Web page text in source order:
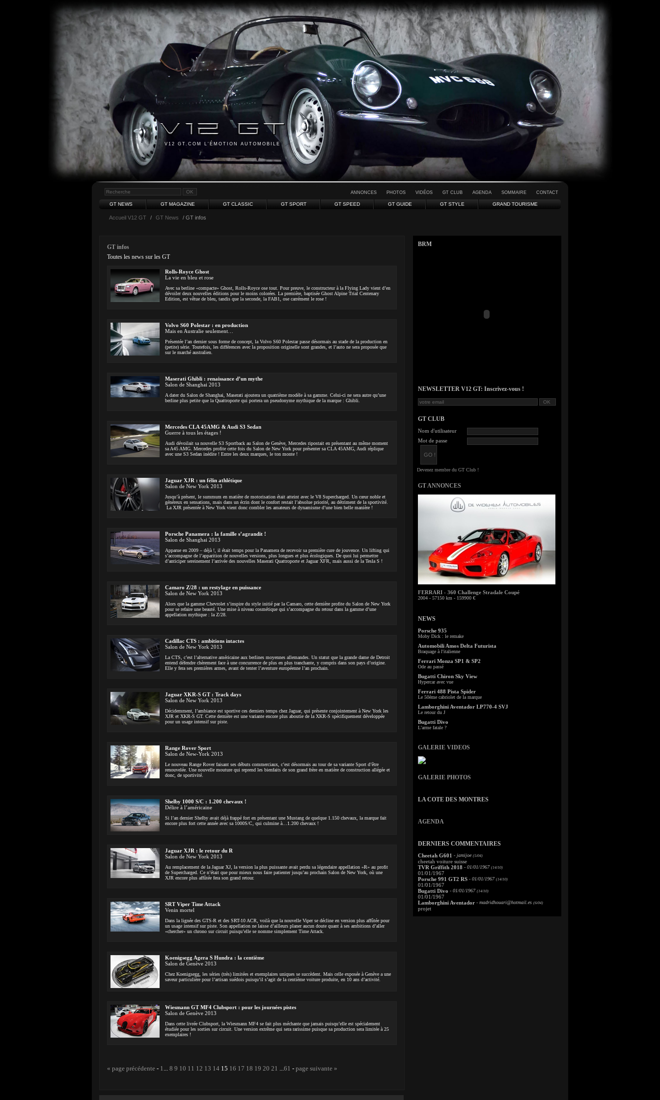
V12 GT.COM L'ÉMOTION AUTOMOBILE
ANNONCES PHOTOS VIDÉOS GT CLUB AGENDA SOMMAIRE CONTACT
GT NEWS GT MAGAZINE GT CLASSIC GT SPORT GT SPEED GT GUIDE GT STYLE GRAND TOURISME
Accueil V12 GT / GT News / GT infos
GT infos
Toutes les news sur les GT
Rolls-Royce Ghost
La vie en bleu et rose
Avec sa berline «compacte» Ghost, Rolls-Royce ose tout. Pour preuve, le constructeur à la Flying Lady vient d’en
dévoiler deux nouvelles éditions pour le moins colorées. La première, baptisée Ghost Alpine Trial Centenary
Edition, est vêtue de bleu, tandis que la seconde, la FAB1, ose carrément le rose !
Volvo S60 Polestar : en production
Mais en Australie seulement…
Présentée l’an dernier sous forme de concept, la Volvo S60 Polestar passe désormais au stade de la production en
(petite) série. Toutefois, les différences avec la proposition originelle sont grandes, et l’auto ne sera proposée que
sur le marché australien.
Maserati Ghibli : renaissance d’un mythe
Salon de Shanghai 2013
A dater du Salon de Shanghai, Maserati ajoutera un quatrième modèle à sa gamme. Celui-ci ne sera autre qu’une
berline plus petite que la Quattroporte qui portera un pseudonyme mythique de la marque : Ghibli.
Mercedes CLA 45AMG & Audi S3 Sedan
Guerre à tous les étages !
Audi dévoilait sa nouvelle S3 Sportback au Salon de Genève, Mercedes ripostait en présentant au même moment
sa A45 AMG. Mercedes profite cette fois du Salon de New York pour présenter sa CLA 45AMG, Audi réplique
avec une S3 Sedan inédite ! Entre les deux marques, le ton monte !
Jaguar XJR : un félin athlétique
Salon de New York 2013
Jusqu’à présent, le summum en matière de motorisation était atteint avec le V8 Supercharged. Un cœur noble et
généreux en sensations, mais dans un écrin dont le confort restait l’absolue priorité, au détriment de la sportivité.
La XJR présentée à New York vient donc combler les amateurs de dynamisme d’une bien belle manière !
Porsche Panamera : la famille s’agrandit !
Salon de Shanghai 2013
Apparue en 2009 – déjà !, il était temps pour la Panamera de recevoir sa première cure de jouvence. Un lifting qui
s’accompagne de l’apparition de nouvelles versions, plus longues et plus écologiques. De quoi lui permettre
d’anticiper sereinement l’arrivée des nouvelles Maserati Quattroporte et Jaguar XFR, mais aussi de la Tesla S !
Camaro Z/28 : un restylage en puissance
Salon de New York 2013
Alors que la gamme Chevrolet s’inspire du style initié par la Camaro, cette dernière profite du Salon de New York
pour se refaire une beauté. Une mise à niveau cosmétique qui s’accompagne du retour dans la gamme d’une
appellation mythique : la Z/28.
Cadillac CTS : ambitions intactes
Salon de New York 2013
La CTS, c’est l’alternative américaine aux berlines moyennes allemandes. Un statut que la grande dame de Detroit
entend défendre chèrement face à une concurrence de plus en plus tranchante, y compris dans son pays d’origine.
Elle y fera ses premières armes, avant de tenter l’aventure européenne l’an prochain.
Jaguar XKR-S GT : Track days
Salon de New York 2013
Décidemment, l’ambiance est sportive ces derniers temps chez Jaguar, qui présente conjointement à New York les
XJR et XKR-S GT. Cette dernière est une variante encore plus aboutie de la XKR-S spécifiquement développée
pour un usage intensif sur piste.
Range Rover Sport
Salon de New-York 2013
Le nouveau Range Rover faisant ses débuts commerciaux, c’est désormais au tour de sa variante Sport d’être
renouvelée. Une nouvelle mouture qui reprend les bienfaits de son grand frère en matière de construction allégée et
donc, de sportivité.
Shelby 1000 S/C : 1.200 chevaux !
Délire à l’américaine
Si l’an dernier Shelby avait déjà frappé fort en présentant une Mustang de quelque 1.150 chevaux, la marque fait
encore plus fort cette année avec sa 1000S/C, qui culmine à…1.200 chevaux !
Jaguar XJR : le retour du R
Salon de New York 2013
Au remplacement de la Jaguar XJ, la version la plus puissante avait perdu sa légendaire appellation «R» au profit
de Supercharged. Ce n’était que pour mieux nous faire patienter jusqu’au prochain Salon de New York, où une
XJR encore plus affûtée fera son grand retour.
SRT Viper Time Attack
Venin mortel
Dans la lignée des GTS-R et des SRT-10 ACR, voilà que la nouvelle Viper se décline en version plus affûtée pour
un usage intensif sur piste. Son appellation ne laisse d’ailleurs planer aucun doute quant à ses ambitions d’aller
«chercher» un chrono sur circuit puisqu’elle se nomme simplement Time Attack.
Koenigsegg Agera S Hundra : la centième
Salon de Genève 2013
Chez Koenigsegg, les séries (très) limitées et exemplaires uniques se succèdent. Mais celle exposée à Genève a une
saveur particulière pour l’artisan suédois puisqu’il s’agit de la centième voiture produite, en 10 ans d’activité.
Wiesmann GT MF4 Clubsport : pour les journées pistes
Salon de Genève 2013
Dans cette livrée Clubsport, la Wiesmann MF4 se fait plus méchante que jamais puisqu’elle est spécialement
étudiée pour les sorties sur circuit. Une version extrême qui sera rarissime puisque sa production sera limitée à 25
exemplaires !
« page précédente - 1... 8 9 10 11 12 13 14 15 16 17 18 19 20 21 ...61 - page suivante »
BRM
NEWSLETTER V12 GT: Inscrivez-vous !
GT CLUB
Nom d'utilisateur
Mot de passe
GT ANNONCES
FERRARI - 360 Challenge Stradale Coupé
2004 - 57150 km - 159900 €
NEWS
Porsche 935
Moby Dick : le remake
Automobili Amos Delta Futurista
Braquage à l'italienne
Ferrari Monza SP1 & SP2
Ode au passé
Bugatti Chiron Sky View
Hypercar avec vue
Ferrari 488 Pista Spider
Le 50ème cabriolet de la marque
Lamborghini Aventador LP770-4 SVJ
Le retour du J
Bugatti Divo
L'arme fatale ?
GALERIE VIDEOS
GALERIE PHOTOS
LA COTE DES MONTRES
AGENDA
DERNIERS COMMENTAIRES
Cheetah G601 - jamijoe (5/04)
cheetah voiture suisse
TVR Griffith 2018 - 01/01/1967 (14/10)
01/01/1967
Porsche 991 GT2 RS - 01/01/1967 (14/10)
01/01/1967
Bugatti Divo - 01/01/1967 (14/10)
01/01/1967
Lamborghini Aventador - madridhouari@hotmail.es (6/04)
projet